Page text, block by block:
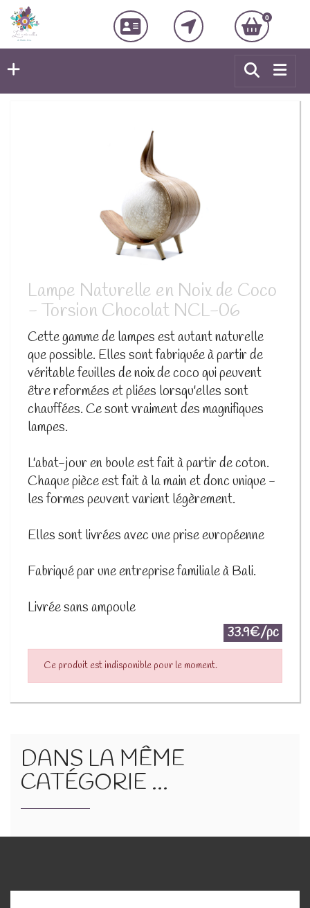
0
Lampe Naturelle en Noix de Coco
- Torsion Chocolat NCL-06
Cette gamme de lampes est autant naturelle
que possible. Elles sont fabriquée à partir de
véritable feuilles de noix de coco qui peuvent
être reformées et pliées lorsqu'elles sont
chauffées. Ce sont vraiment des magnifiques
lampes.
L'abat-jour en boule est fait à partir de coton.
Chaque pièce est fait à la main et donc unique -
les formes peuvent varient légèrement.
Elles sont livrées avec une prise européenne
Fabriqué par une entreprise familiale à Bali.
Livrée sans ampoule
33.9€/pc
Ce produit est indisponible pour le moment.
DANS LA MÊME
CATÉGORIE ...